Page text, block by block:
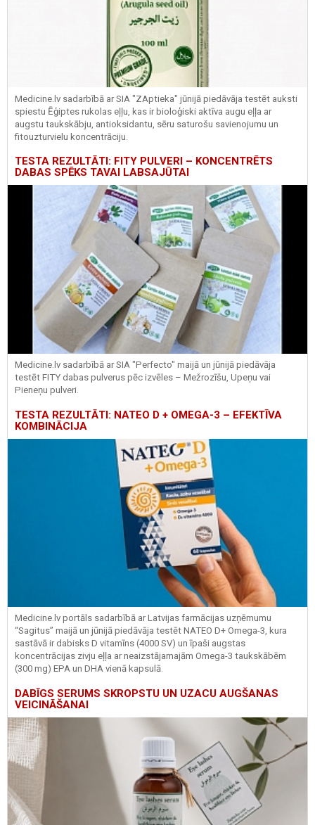
Medicine.lv sadarbībā ar SIA "ZAptieka" jūnijā piedāvāja testēt auksti
spiestu Ēģiptes rukolas eļļu, kas ir bioloģiski aktīva augu eļļa ar
augstu taukskābju, antioksidantu, sēru saturošu savienojumu un
fitouzturvielu koncentrāciju.
TESTA REZULTĀTI: FITY PULVERI – KONCENTRĒTS
DABAS SPĒKS TAVAI LABSAJŪTAI
Medicine.lv sadarbībā ar SIA "Perfecto" maijā un jūnijā piedāvāja
testēt FITY dabas pulverus pēc izvēles – Mežrozīšu, Upeņu vai
Pieneņu pulveri.
TESTA REZULTĀTI: NATEO D + OMEGA-3 – EFEKTĪVA
KOMBINĀCIJA
Medicine.lv portāls sadarbībā ar Latvijas farmācijas uzņēmumu
“Sagitus” maijā un jūnijā piedāvāja testēt NATEO D+ Omega-3, kura
sastāvā ir dabisks D vitamīns (4000 SV) un īpaši augstas
koncentrācijas zivju eļļa ar neaizstājamajām Omega-3 taukskābēm
(300 mg) EPA un DHA vienā kapsulā.
DABĪGS SERUMS SKROPSTU UN UZACU AUGŠANAS
VEICINĀŠANAI